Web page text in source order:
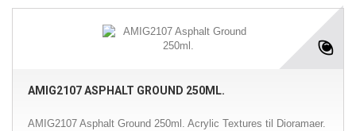
AMIG2107 ASPHALT GROUND 250ML.
AMIG2107 Asphalt Ground 250ml. Acrylic Textures til Dioramaer.